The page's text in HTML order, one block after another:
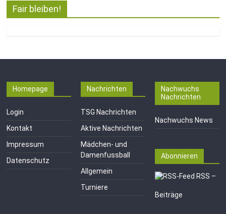
Fair bleiben!
Homepage
Login
Kontakt
Impressum
Datenschutz
Nachrichten
TSG Nachrichten
Aktive Nachrichten
Mädchen- und
Damenfussball
Allgemein
Turniere
Nachwuchs
Nachrichten
Nachwuchs News
Abonnieren
RSS –
Beiträge